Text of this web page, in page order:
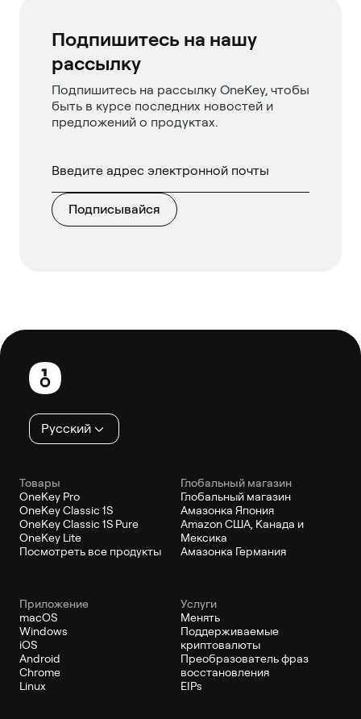
Подпишитесь на нашу
рассылку
Подпишитесь на рассылку OneKey, чтобы
быть в курсе последних новостей и
предложений о продуктах.
Подписывайся
Нижний
колонтитул
Русский
Товары
OneKey Pro
OneKey Classic 1S
OneKey Classic 1S Pure
OneKey Lite
Посмотреть все продукты
Глобальный магазин
Глобальный магазин
Амазонка Япония
Amazon США, Канада и
Мексика
Амазонка Германия
Приложение
macOS
Windows
iOS
Android
Chrome
Linux
Услуги
Менять
Поддерживаемые
криптовалюты
Преобразователь фраз
восстановления
EIPs